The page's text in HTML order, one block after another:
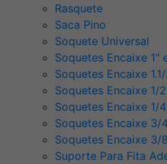
Rasquete
Saca Pino
Soquete Universal
Soquetes Encaixe 1"
Soquetes Encaixe
Soquetes Encaixe 1/
Soquetes Encaixe 1/
Soquetes Encaixe 3/
Soquetes Encaixe 3/
Suporte Para Fita